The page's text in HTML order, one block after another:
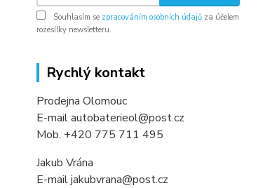
Souhlasím se zpracováním osobních údajů za účelem
rozesílky newsletteru.
Rychlý kontakt
Prodejna Olomouc
E-mail autobaterieol@post.cz
Mob. +420 775 711 495
Jakub Vrána
E-mail jakubvrana@post.cz